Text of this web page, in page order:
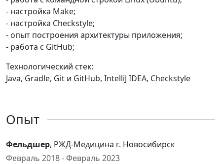
- настройка Make;
- настройка Сheckstyle;
- опыт построения архитектуры приложения;
- работа с GitHub;
Технологический стек:
Java, Gradle, Git и GitHub, IntelliJ IDEA, Checkstyle
Опыт
Фельдшер, РЖД-Медицина г. Новосибирск
Февраль 2018 - Февраль 2023